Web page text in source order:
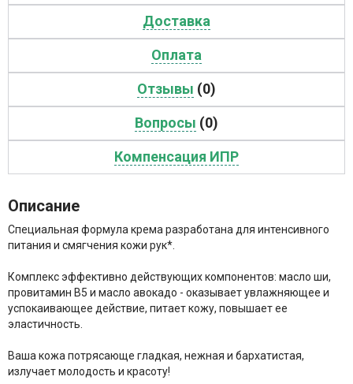
Доставка
Оплата
Отзывы (0)
Вопросы (0)
Компенсация ИПР
Описание
Специальная формула крема разработана для интенсивного
питания и смягчения кожи рук*.
Комплекс эффективно действующих компонентов: масло ши,
провитамин В5 и масло авокадо - оказывает увлажняющее и
успокаивающее действие, питает кожу, повышает ее
эластичность.
Ваша кожа потрясающе гладкая, нежная и бархатистая,
излучает молодость и красоту!